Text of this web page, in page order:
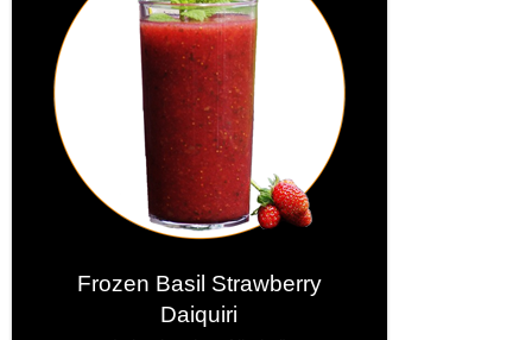
Frozen Basil Strawberry
Daiquiri